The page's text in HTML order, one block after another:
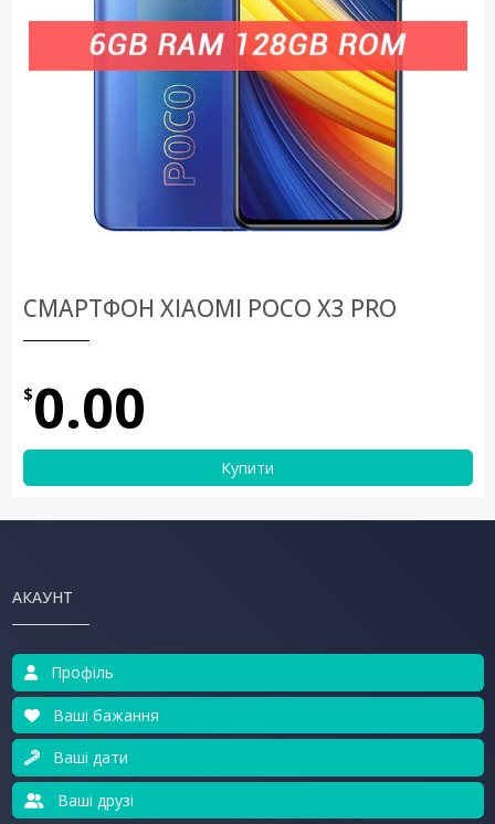
СМАРТФОН XIAOMI POCO X3 PRO
$0.00
Купити
АКАУНТ
Профіль
Ваші бажання
Ваші дати
Ваші друзі